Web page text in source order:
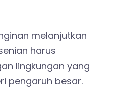
melanjutkan
harus
lingkungan yang
pengaruh besar.